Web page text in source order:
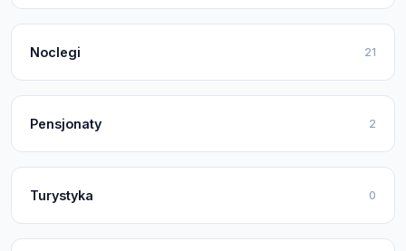
Noclegi 21
Pensjonaty 2
Turystyka 0